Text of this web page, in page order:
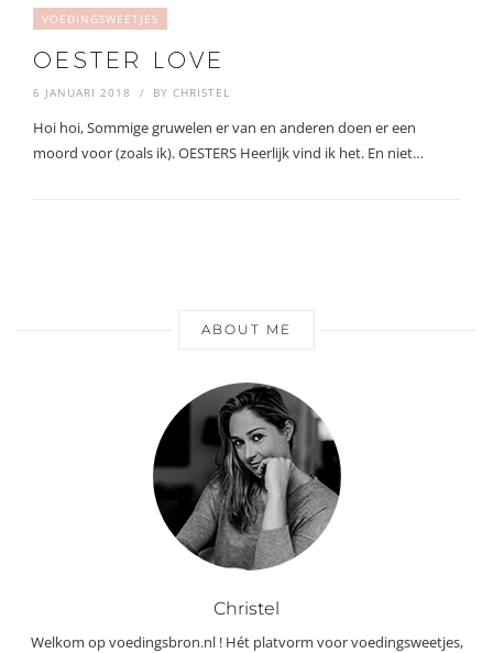
VOEDINGSWEETJES
OESTER LOVE
6 JANUARI 2018 BY CHRISTEL
Hoi hoi, Sommige gruwelen er van en anderen doen er een
moord voor (zoals ik). OESTERS Heerlijk vind ik het. En niet…
ABOUT ME
Christel
Welkom op voedingsbron.nl ! Hét platvorm voor voedingsweetjes,